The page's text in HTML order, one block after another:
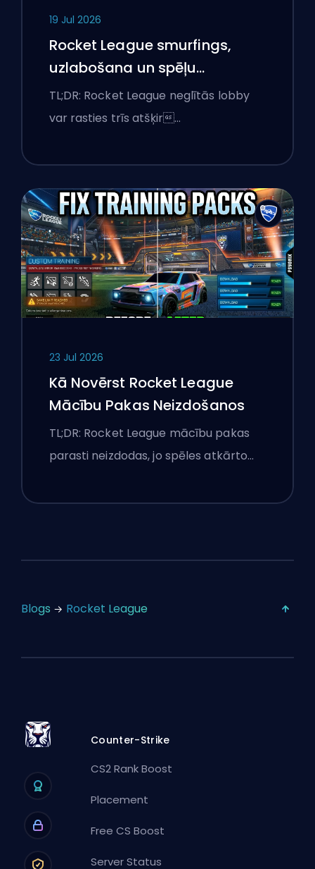
19 Jul 2026
Rocket League smurfings,
uzlabošana un spēļu
saskaņošana explained
TL;DR: Rocket League neglītās lobby
var rasties trīs atšķir…
23 Jul 2026
Kā Novērst Rocket League
Mācību Pakas Neizdošanos
TL;DR: Rocket League mācību pakas
parasti neizdodas, jo spēles atkārto…
Blogs Rocket League
Counter-Strike
CS2 Rank Boost
Placement
Free CS Boost
Server Status